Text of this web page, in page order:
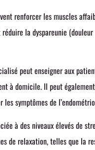
renforcer les muscles
la dyspareunie
peut enseigner aux
à domicile. Il peut
symptômes de
à des niveaux élevés de
de relaxation, telles que la